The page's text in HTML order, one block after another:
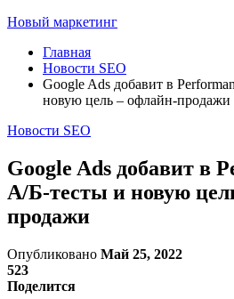
Новый маркетинг
Главная
Новости SEO
Google Ads добавит в
новую цель – офлайн-продажи
Новости SEO
Google Ads добавит в
А/Б-тесты и новую
продажи
Опубликовано Май 25, 2022
523
Поделится